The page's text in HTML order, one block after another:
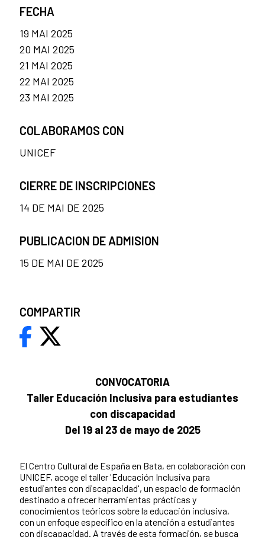
CONVOCATORIA
Taller Educación Inclusiva para estudiantes
con discapacidad
Del 19 al 23 de mayo de 2025
El Centro Cultural de España en Bata, en colaboración con
UNICEF, acoge el taller 'Educación Inclusiva para
estudiantes con discapacidad', un espacio de formación
destinado a ofrecer herramientas prácticas y
conocimientos teóricos sobre la educación inclusiva,
con un enfoque específico en la atención a estudiantes
con discapacidad. A través de esta formación, se busca
FECHA
19 MAI 2025
20 MAI 2025
21 MAI 2025
22 MAI 2025
23 MAI 2025
COLABORAMOS CON
UNICEF
CIERRE DE INSCRIPCIONES
14 DE MAI DE 2025
PUBLICACION DE ADMISION
15 DE MAI DE 2025
COMPARTIR